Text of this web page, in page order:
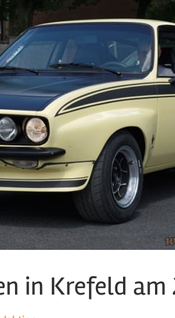
in Krefeld am